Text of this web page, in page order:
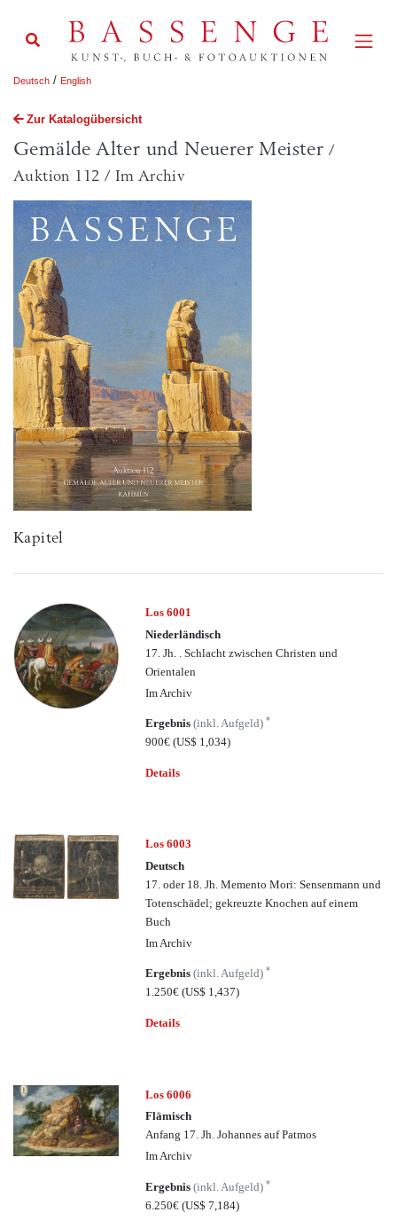
Deutsch / English
Zur Katalogübersicht
Gemälde Alter und Neuerer Meister /
Auktion 112 / Im Archiv
Kapitel
Los 6001
Niederländisch
17. Jh. . Schlacht zwischen Christen und
Orientalen
Im Archiv
Ergebnis(inkl. Aufgeld)*
900€(US$ 1,034)
Details
Los 6003
Deutsch
17. oder 18. Jh. Memento Mori: Sensenmann und
Totenschädel; gekreuzte Knochen auf einem
Buch
Im Archiv
Ergebnis(inkl. Aufgeld)*
1.250€(US$ 1,437)
Details
Los 6006
Flämisch
Anfang 17. Jh. Johannes auf Patmos
Im Archiv
Ergebnis(inkl. Aufgeld)*
6.250€(US$ 7,184)